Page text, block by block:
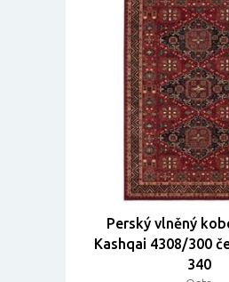
Perský vlněný
Kashqai 4308/300
340